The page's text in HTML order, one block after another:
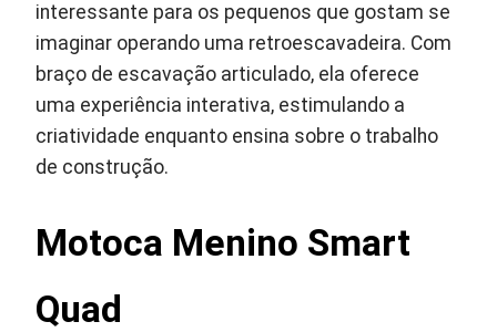
interessante para os pequenos que gostam se
imaginar operando uma retroescavadeira. Com
braço de escavação articulado, ela oferece
uma experiência interativa, estimulando a
criatividade enquanto ensina sobre o trabalho
de construção.
Motoca Menino Smart
Quad